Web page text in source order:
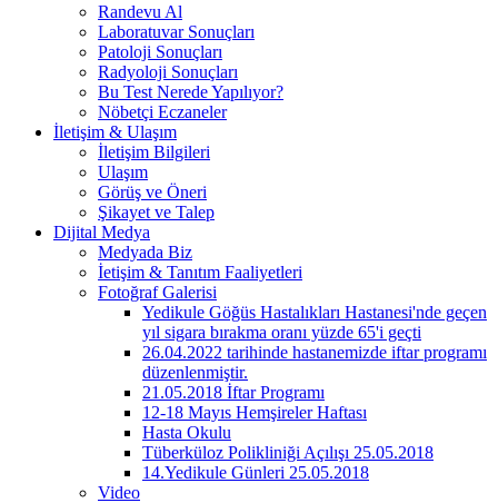
Randevu Al
Laboratuvar Sonuçları
Patoloji Sonuçları
Radyoloji Sonuçları
Bu Test Nerede Yapılıyor?
Nöbetçi Eczaneler
İletişim & Ulaşım
İletişim Bilgileri
Ulaşım
Görüş ve Öneri
Şikayet ve Talep
Dijital Medya
Medyada Biz
İetişim & Tanıtım Faaliyetleri
Fotoğraf Galerisi
Yedikule Göğüs Hastalıkları Hastanesi'nde geçen
yıl sigara bırakma oranı yüzde 65'i geçti
26.04.2022 tarihinde hastanemizde iftar programı
düzenlenmiştir.
21.05.2018 İftar Programı
12-18 Mayıs Hemşireler Haftası
Hasta Okulu
Tüberküloz Polikliniği Açılışı 25.05.2018
14.Yedikule Günleri 25.05.2018
Video